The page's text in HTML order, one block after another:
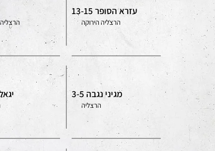
הרצליה הירוקה
עזרא הסופר 13-15
הרצליה
מגיני נגבה 3-5 יגאל